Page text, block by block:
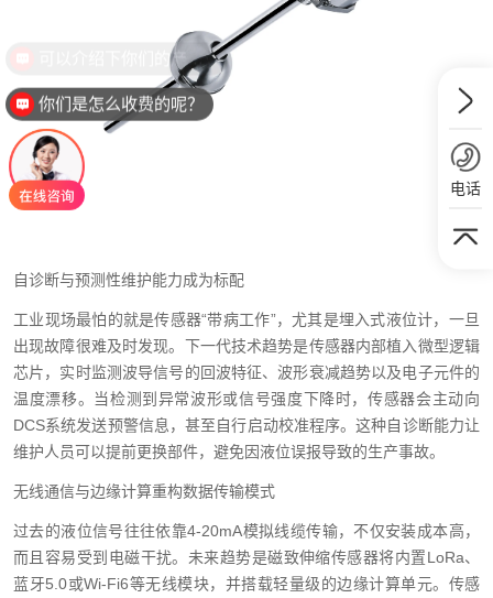
自诊断与预测性维护能力成为标配
工业现场最怕的就是传感器“带病工作”，尤其是埋入式液位计，一旦
出现故障很难及时发现。下一代技术趋势是传感器内部植入微型逻辑
芯片，实时监测波导信号的回波特征、波形衰减趋势以及电子元件的
温度漂移。当检测到异常波形或信号强度下降时，传感器会主动向
DCS系统发送预警信息，甚至自行启动校准程序。这种自诊断能力让
维护人员可以提前更换部件，避免因液位误报导致的生产事故。
无线通信与边缘计算重构数据传输模式
过去的液位信号往往依靠4-20mA模拟线缆传输，不仅安装成本高，
而且容易受到电磁干扰。未来趋势是磁致伸缩传感器将内置LoRa、
蓝牙5.0或Wi-Fi6等无线模块，并搭载轻量级的边缘计算单元。传感
电话
可以介绍下你们的产品么？
你们是怎么收费的呢？